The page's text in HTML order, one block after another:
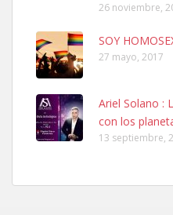
Ninfa perdida
El día 5 se los perdió una ninfa
calle, se perdió por la zon...
26 noviembre,
SOY
27 mayo, 2017
Ariel Solano :
con los
13 septiembre,